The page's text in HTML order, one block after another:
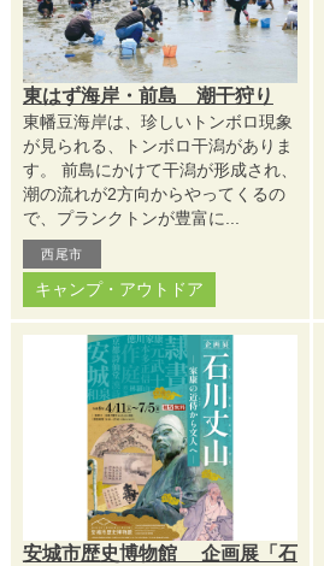
東はず海岸・前島 潮干狩り
東幡豆海岸は、珍しいトンボロ現象
が見られる、トンボロ干潟がありま
す。 前島にかけて干潟が形成され、
潮の流れが2方向からやってくるの
で、プランクトンが豊富に...
西尾市
キャンプ・アウトドア
安城市歴史博物館 企画展「石